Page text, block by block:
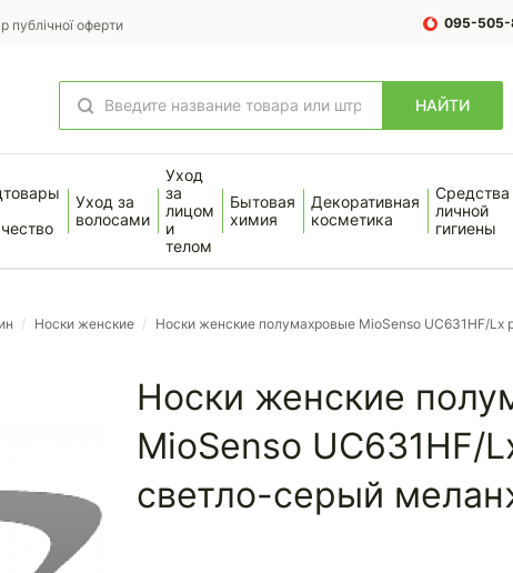
публічної оферти 095-
НАЙТИ
Уход за
волосами
Уход
за
лицом
и
телом
Бытовая
химия
Декоративная
косметика
Средства
личной
гигиены
/ Носки женские / Носки женские полумахровые MioSenso UC631HF/
Носки женские
MioSenso UC631HF/
светло-серый